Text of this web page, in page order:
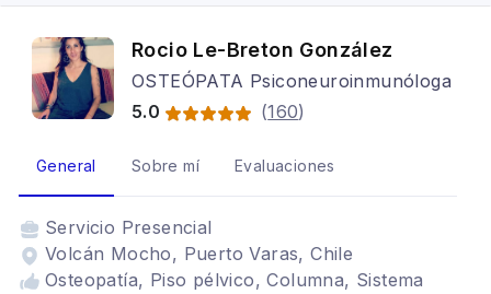
Rocio Le-Breton González
OSTEÓPATA Psiconeuroinmunóloga
5.0
(160)
General Sobre mí Evaluaciones
Servicio Presencial
Volcán Mocho, Puerto Varas, Chile
Osteopatía, Piso pélvico, Columna, Sistema